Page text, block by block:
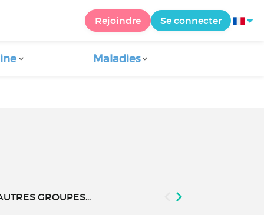
Rejoindre Se connecter
Maladies
GROUPES...